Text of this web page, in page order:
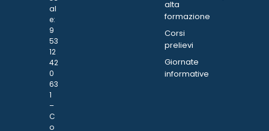
al
e:
9
53
12
42
0
63
1
–
C
o
alta
formazione
Corsi
prelievi
Giornate
informative